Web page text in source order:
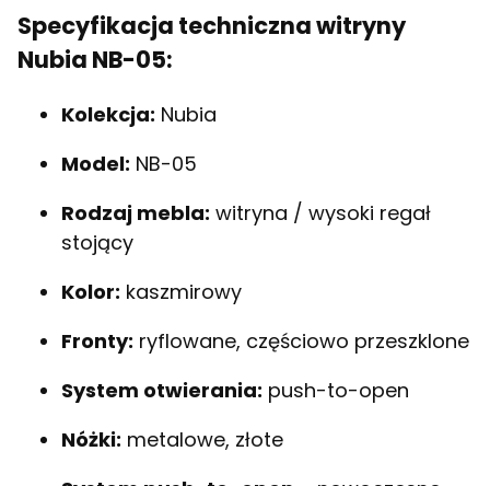
Specyfikacja techniczna witryny
Nubia NB-05:
Kolekcja: Nubia
Model: NB-05
Rodzaj mebla: witryna / wysoki regał
stojący
Kolor: kaszmirowy
Fronty: ryflowane, częściowo przeszklone
System otwierania: push-to-open
Nóżki: metalowe, złote